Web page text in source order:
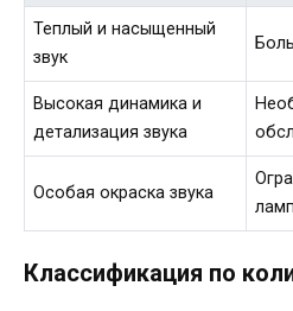
Теплый и насыщенный
звук
Высокая динамика и
детализация звука
Особая окраска звука
ламп
Классификация по